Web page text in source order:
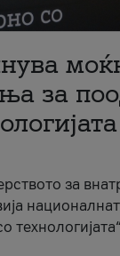
за
за